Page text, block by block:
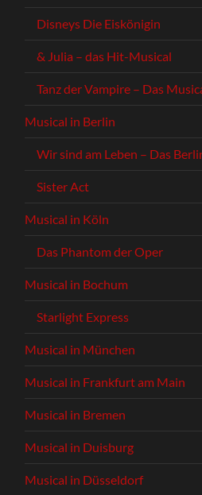
Disneys Die Eiskönigin
& Julia – das Hit-Musical
Tanz der Vampire – Das
Musical in Berlin
Wir sind am Leben – Das
Sister Act
Musical in Köln
Das Phantom der Oper
Musical in Bochum
Starlight Express
Musical in München
Musical in Frankfurt am Main
Musical in Bremen
Musical in Duisburg
Musical in Düsseldorf